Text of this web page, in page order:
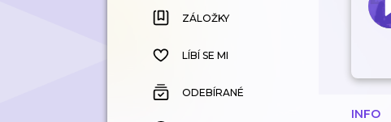
ZÁLOŽKY
HISTORIE
ZÁLOŽKY
LÍBÍ SE MI
ODEBÍRANÉ
INFO